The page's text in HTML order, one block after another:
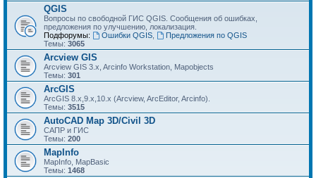
QGIS
Вопросы по свободной ГИС QGIS. Сообщения об ошибках,
предложения по улучшению, локализация.
Подфорумы:
Ошибки QGIS,
Предложения по QGIS
Темы: 3065
Arcview GIS
Arcview GIS 3.x, Arcinfo Workstation, Mapobjects
Темы: 301
ArcGIS
ArcGIS 8.x,9.x,10.x (Arcview, ArcEditor, Arcinfo).
Темы: 3515
AutoCAD Map 3D/Civil 3D
САПР и ГИС
Темы: 200
MapInfo
MapInfo, MapBasic
Темы: 1468